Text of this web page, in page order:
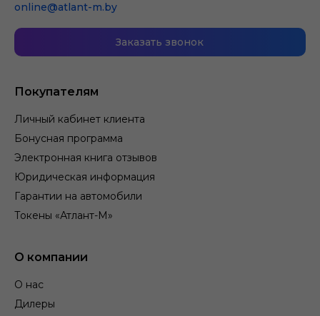
Покупателям
Личный кабинет клиента
Бонусная программа
Электронная книга отзывов
Юридическая информация
Гарантии на автомобили
Токены «Атлант-М»
О компании
О нас
Дилеры
online@atlant-m.by
Заказать звонок